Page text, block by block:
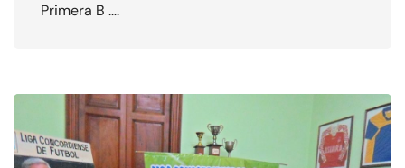
Primera B ….